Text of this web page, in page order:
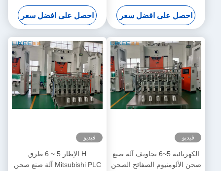
آلة للغذاء
احصل على افضل سعر احصل على افضل سعر
فيديو
الكهربائية 5~6 تجاويف آلة صنع
صحن الألومنيوم الصفائح الصحن
فيديو
H الإطار 5 ~ 6 طرق
Mitsubishi PLC آلة صنع صحن